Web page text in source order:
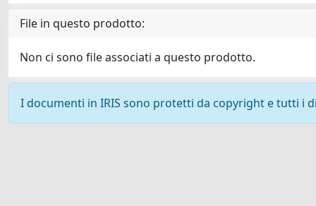
File in questo prodotto:
Non ci sono file associati a questo prodotto.
I documenti in IRIS sono protetti da copyright e tutti i